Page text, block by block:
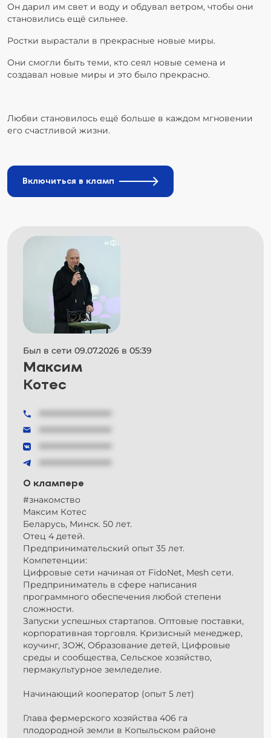
Он дарил им свет и воду и обдувал ветром, чтобы они
становились ещё сильнее.
Ростки вырастали в прекрасные новые миры.
Они смогли быть теми, кто сеял новые семена и
создавал новые миры и это было прекрасно.
Любви становилось ещё больше в каждом мгновении
его счастливой жизни.
Включиться в кламп
Был в сети 09.07.2026 в 05:39
Максим
Котес
О клампере
#знакомство
Максим Котес
Беларусь, Минск. 50 лет.
Отец 4 детей.
Предпринимательский опыт 35 лет.
Компетенции:
Цифровые сети начиная от FidoNet, Mesh сети.
Предприниматель в сфере написания
программного обеспечения любой степени
сложности.
Запуски успешных стартапов. Оптовые поставки,
корпоративная торговля. Кризисный менеджер,
коучинг, ЗОЖ, Образование детей, Цифровые
среды и сообщества, Сельское хозяйство,
пермакультурное земледелие.
Начинающий кооператор (опыт 5 лет)
Глава фермерского хозяйства 406 га
плодородной земли в Копыльском районе